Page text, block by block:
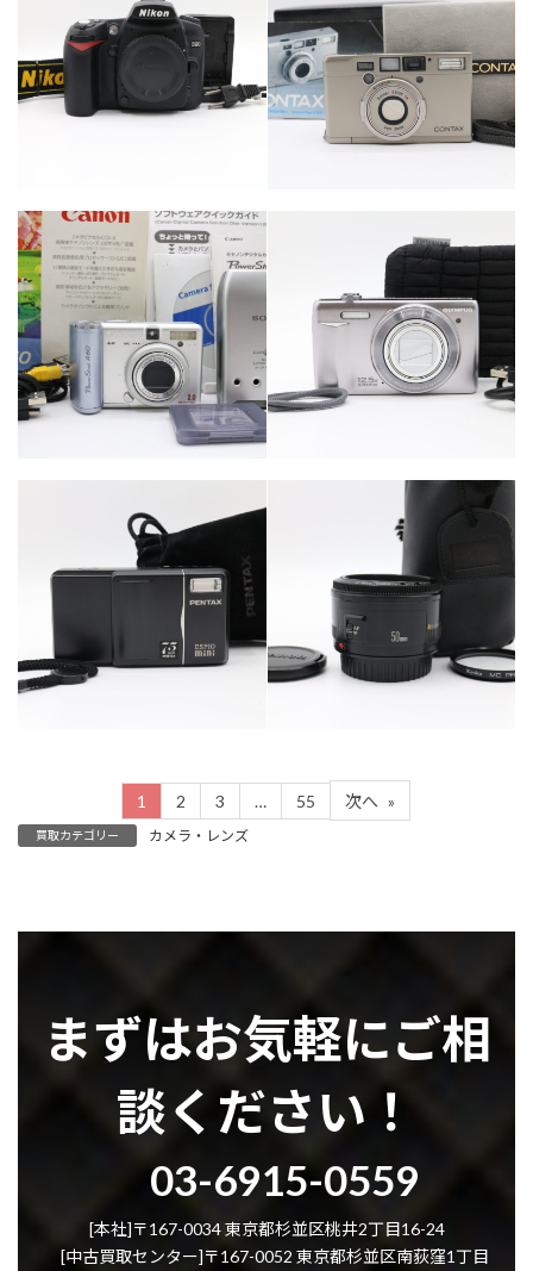
カテゴリー カメラ・レンズ カテゴリー カメラ・レンズ
カテゴリー カメラ・レンズ
カメラ・レンズ
カメラ・レンズ カテゴリー カメラ・レンズ
1 2 3 … 55 次へ »
買取カテゴリー カメラ・レンズ
まずはお気軽にご相
談ください！
03-6915-0559
[本社]〒167-0034 東京都杉並区桃井2丁目16-24
[中古買取センター]〒167-0052 東京都杉並区南荻窪1丁目